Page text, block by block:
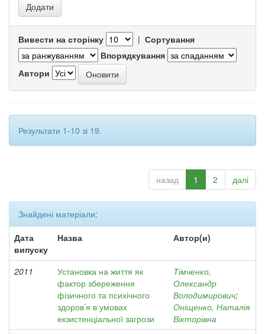
Вивести на сторінку | Сортування
Впорядкування
Автори
Результати 1-10 зі 19.
назад 1 2 далі
Знайдені матеріали:
Дата
випуску
Назва Автор(и)
2011
Установка на життя як
фактор збереження
фізичного та психічного
здоров’я в умовах
екзистенціальної загрози
Тімченко,
Олександр
Володимирович;
Оніщенко, Наталія
Вікторівна